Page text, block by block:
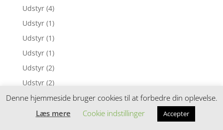
Udstyr (4)
Udstyr (1)
Udstyr (1)
Udstyr (1)
Udstyr (2)
Udstyr (2)
Udstyr (1)
Udstyr (2)
Denne hjemmeside bruger cookies til at forbedre din oplevelse.
Læs mere
Cookie indstillinger Accepter